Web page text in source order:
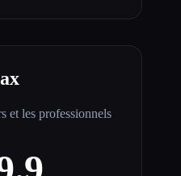
et les professionnels